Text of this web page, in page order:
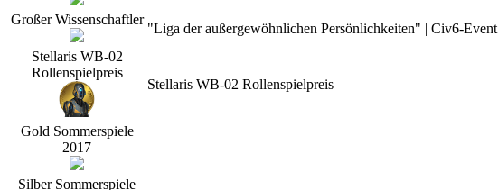
Großer Wissenschaftler
"Liga der außergewöhnlichen Persönlichkeiten" | Civ6-Event
Stellaris WB-02
Rollenspielpreis
Stellaris WB-02 Rollenspielpreis
Gold Sommerspiele
2017
Silber Sommerspiele